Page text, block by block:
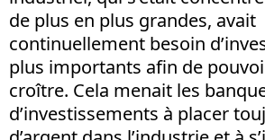
de plus en plus grandes, avait
continuellement besoin
plus importants afin de
croître. Cela menait les
d’investissements à placer